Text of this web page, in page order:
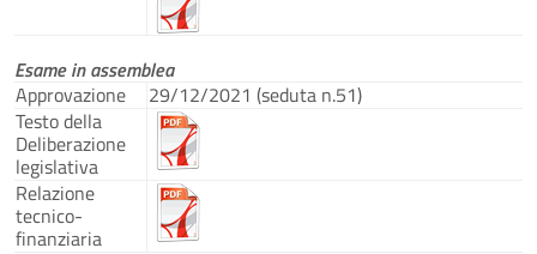
Esame in assemblea
Approvazione
29/12/2021 (seduta n.51)
Testo della
Deliberazione
legislativa
Relazione
tecnico-
finanziaria